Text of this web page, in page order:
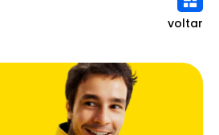
voltar